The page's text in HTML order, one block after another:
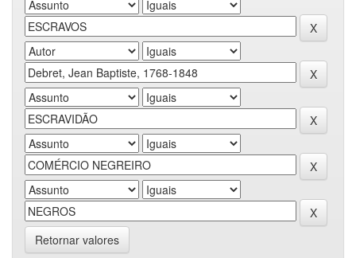
Retornar valores